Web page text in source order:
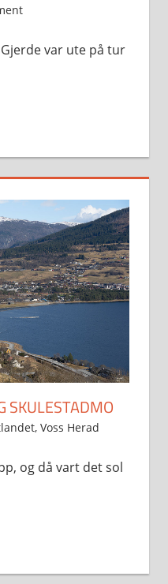
var ute på tur
SKULESTADMO
, Voss Herad
og då vart det sol